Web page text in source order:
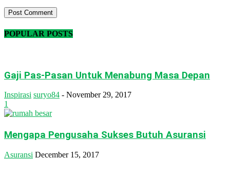
POPULAR POSTS
Gaji Pas-Pasan Untuk Menabung Masa Depan
Inspirasi suryo84 - November 29, 2017
1
Mengapa Pengusaha Sukses Butuh Asuransi
Asuransi December 15, 2017